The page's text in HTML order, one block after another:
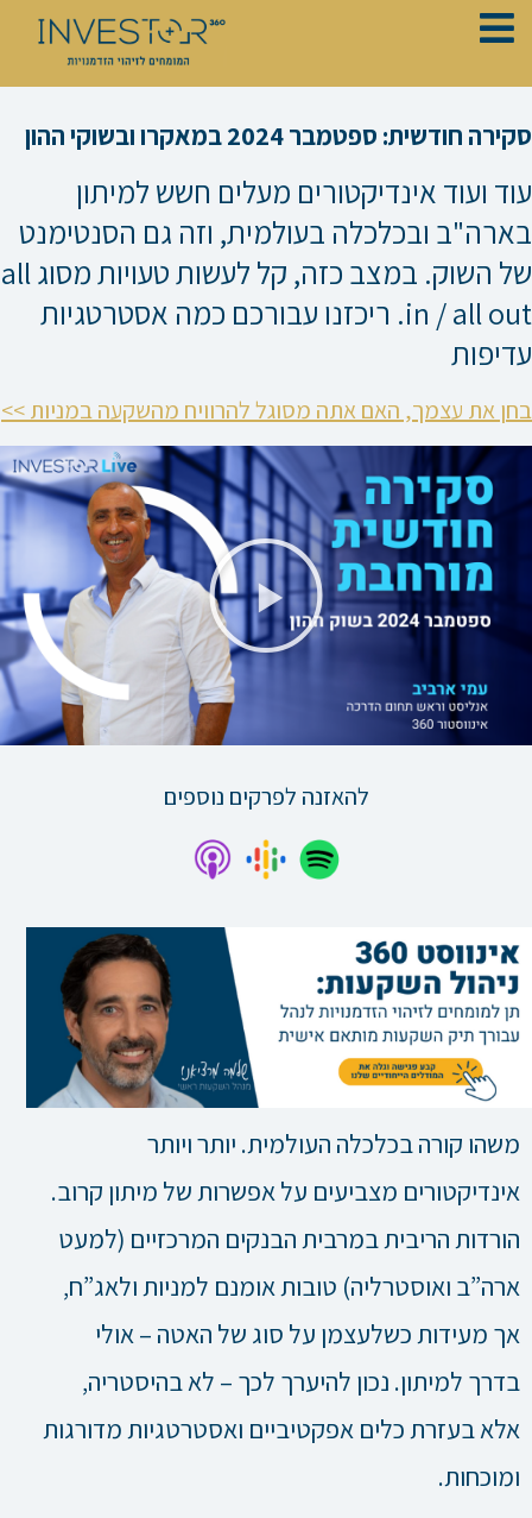
דילוג
סקירה חודשית: ספטמבר 2024 במאקרו ובשוקי ההון
עוד ועוד אינדיקטורים מעלים חשש למיתון
בארה"ב ובכלכלה בעולמית, וזה גם הסנטימנט
של השוק. במצב כזה, קל לעשות טעויות מסוג all
in / all out. ריכזנו עבורכם כמה אסטרטגיות
עדיפות
בחן את עצמך, האם אתה מסוגל להרוויח מהשקעה במניות >>
נגן
וידאו
להאזנה לפרקים נוספים
משהו קורה בכלכלה העולמית. יותר ויותר
אינדיקטורים מצביעים על אפשרות של מיתון קרוב.
הורדות הריבית במרבית הבנקים המרכזיים (למעט
ארה”ב ואוסטרליה) טובות אומנם למניות ולאג”ח,
אך מעידות כשלעצמן על סוג של האטה – אולי
בדרך למיתון. נכון להיערך לכך – לא בהיסטריה,
אלא בעזרת כלים אפקטיביים ואסטרטגיות מדורגות
ומוכחות.